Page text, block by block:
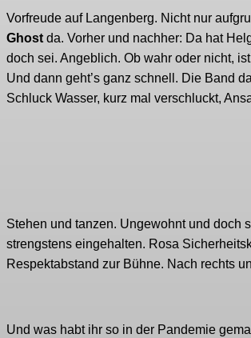
Vorfreude auf Langenberg. Nicht nur
Ghost da. Vorher und nachher: Da hat
doch sei. Angeblich. Ob wahr oder nicht,
Und dann geht’s ganz schnell. Die Band
Schluck Wasser, kurz mal verschluckt,
Stehen und tanzen. Ungewohnt und doch
strengstens eingehalten. Rosa
Respektabstand zur Bühne. Nach rechts
Und was habt ihr so in der Pandemie